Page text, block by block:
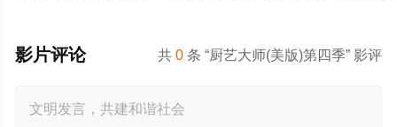
共0 条 “厨艺大师(美版)第四季” 影评
影片评论